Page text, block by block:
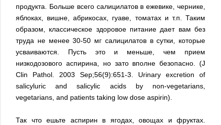
продукта. Больше всего салицилатов в ежевике, чернике,
яблоках, вишне, абрикосах, гуаве, томатах и т.п. Таким
образом, классическое здоровое питание дает вам без
труда не менее 30-50 мг салицилатов в сутки, которые
усваиваются. Пусть это и меньше, чем прием
низкодозового аспирина, но зато вполне безопасно. (J
Clin Pathol. 2003 Sep;56(9):651-3. Urinary excretion of
salicyluric and salicylic acids by non-vegetarians,
vegetarians, and patients taking low dose aspirin).
Так что ешьте аспирин в ягодах, овощах и фруктах.